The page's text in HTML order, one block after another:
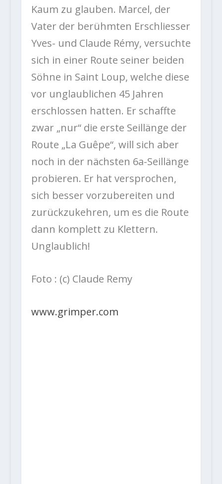
Kaum zu glauben. Marcel, der
Vater der berühmten Erschliesser
Yves- und Claude Rémy, versuchte
sich in einer Route seiner beiden
Söhne in Saint Loup, welche diese
vor unglaublichen 45 Jahren
erschlossen hatten. Er schaffte
zwar „nur“ die erste Seillänge der
Route „La Guêpe“, will sich aber
noch in der nächsten 6a-Seillänge
probieren. Er hat versprochen,
sich besser vorzubereiten und
zurückzukehren, um es die Route
dann komplett zu Klettern.
Unglaublich!
Foto : (c) Claude Remy
www.grimper.com